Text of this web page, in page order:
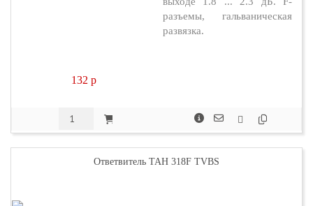
132 p
разъемы, гальваническая
развязка.
Ответвитель TAH 318F TVBS